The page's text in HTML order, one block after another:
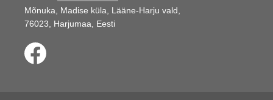
Mõnuka, Madise küla, Lääne-Harju vald,
76023, Harjumaa, Eesti